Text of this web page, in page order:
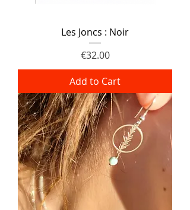
Les Joncs : Noir
Price
€32.00
Add to Cart